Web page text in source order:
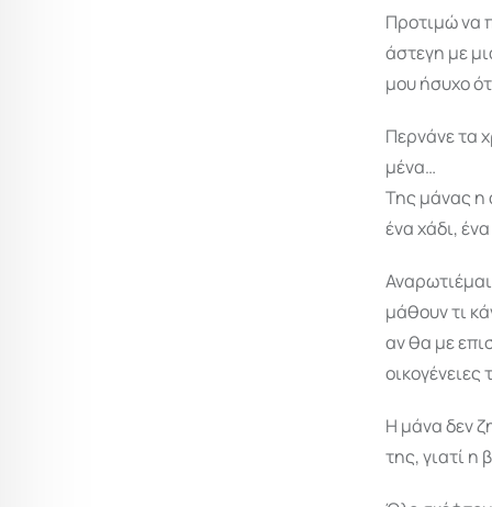
Προτιμώ να
άστεγη με
μου ήσυχο
Περνάνε τα
μένα…
Της μάνας η
ένα χάδι,
μάθουν τι
αν θα με
Η μάνα δεν
της, γιατί η